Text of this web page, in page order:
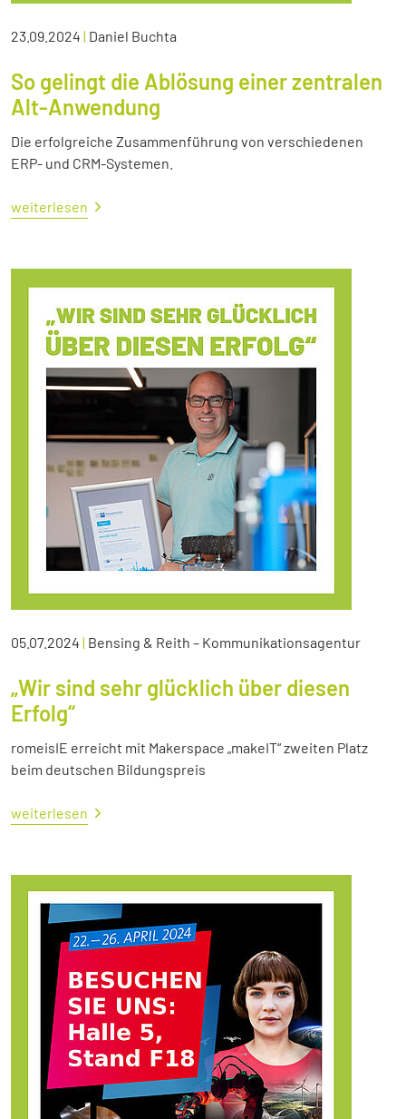
23.09.2024 | Daniel Buchta
So gelingt die Ablösung einer zentralen
Alt-Anwendung
Die erfolgreiche Zusammenführung von verschiedenen
ERP- und CRM-Systemen.
weiterlesen
05.07.2024 | Bensing & Reith – Kommunikationsagentur
„Wir sind sehr glücklich über diesen
Erfolg“
romeisIE erreicht mit Makerspace „makeIT“ zweiten Platz
beim deutschen Bildungspreis
weiterlesen